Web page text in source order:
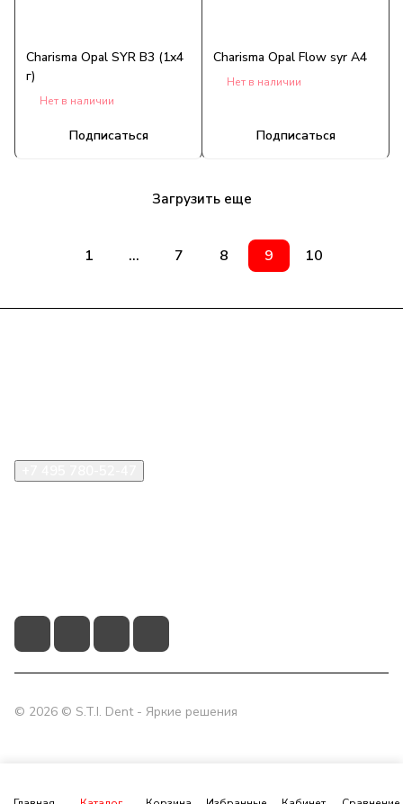
Charisma Opal SYR B3 (1x4
г)
Нет в наличии
Подписаться
Charisma Opal Flow syr A4
Нет в наличии
Подписаться
Загрузить еще
1 ... 7 8 9 10
© 2026 © S.T.I. Dent - Яркие решения